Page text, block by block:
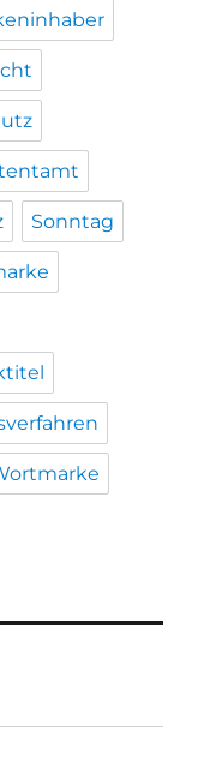
Sonntag